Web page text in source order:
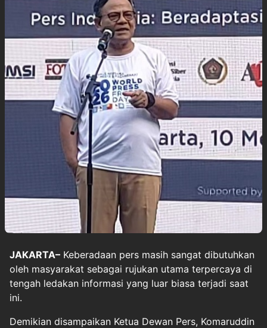
JAKARTA– Keberadaan pers masih sangat dibutuhkan
oleh masyarakat sebagai rujukan utama terpercaya di
tengah ledakan informasi yang luar biasa terjadi saat
ini.
Demikian disampaikan Ketua Dewan Pers, Komaruddin